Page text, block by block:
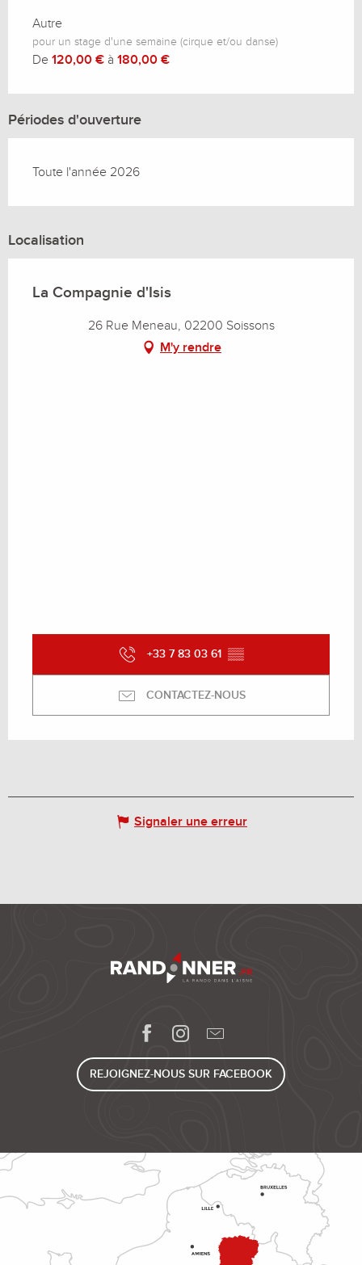
Autre
pour un stage d'une semaine (cirque et/ou danse)
De 120,00 € à 180,00 €
Périodes d'ouverture
Toute l'année 2026
Localisation
La Compagnie d'Isis
26 Rue Meneau, 02200 Soissons
M'y rendre
+33 7 83 03 61 ▒▒
CONTACTEZ-NOUS
Signaler une erreur
REJOIGNEZ-NOUS SUR FACEBOOK